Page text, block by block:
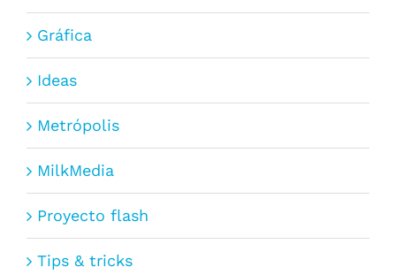
Gráfica
Ideas
Metrópolis
MilkMedia
Proyecto flash
Tips & tricks